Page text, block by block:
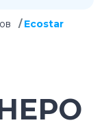
Ecostar